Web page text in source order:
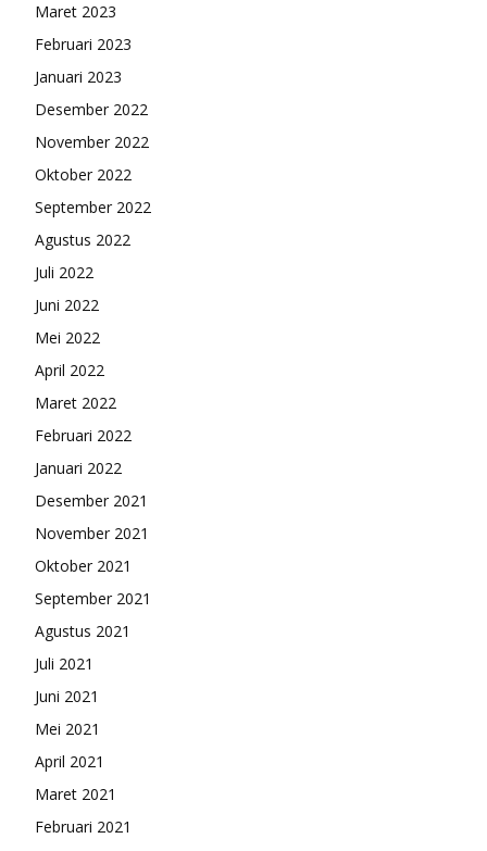
Maret 2023
Februari 2023
Januari 2023
Desember 2022
November 2022
Oktober 2022
September 2022
Agustus 2022
Juli 2022
Juni 2022
Mei 2022
April 2022
Maret 2022
Februari 2022
Januari 2022
Desember 2021
November 2021
Oktober 2021
September 2021
Agustus 2021
Juli 2021
Juni 2021
Mei 2021
April 2021
Maret 2021
Februari 2021